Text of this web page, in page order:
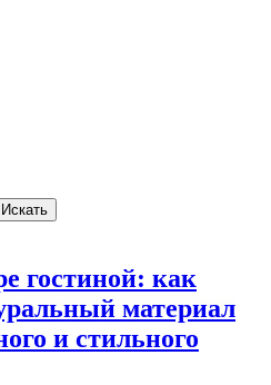
Искать
гостиной: как
материал
и стильного